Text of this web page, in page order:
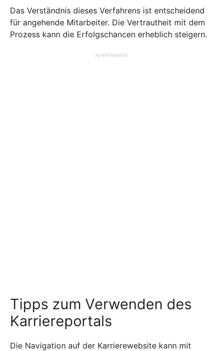
Das Verständnis dieses Verfahrens ist entscheidend
für angehende Mitarbeiter. Die Vertrautheit mit dem
Prozess kann die Erfolgschancen erheblich steigern.
ADVERTISEMENT
Tipps zum Verwenden des
Karriereportals
Die Navigation auf der Karrierewebsite kann mit